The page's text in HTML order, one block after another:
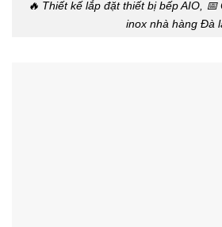
🔥 Thiết kế lắp đặt thiết bị bếp AIO,
inox nhà hàng Đà